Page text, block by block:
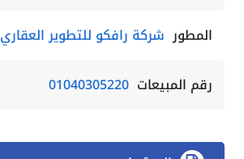
المطور شركة رافكو للتطوير العقاري
رقم المبيعات 01040305220